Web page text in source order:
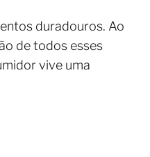
duradouros. Ao
de todos esses
vive uma